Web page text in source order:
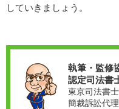
していきましょう。
執筆・監修
認定司法書
東京司法書
簡裁訴訟代